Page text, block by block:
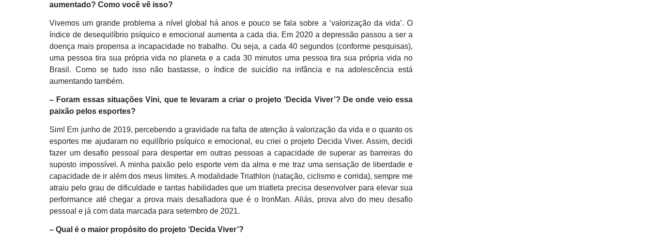
aumentado? Como você vê isso?
Vivemos um grande problema a nível global há anos e pouco se fala sobre a ‘valorização da vida’. O
índice de desequilíbrio psíquico e emocional aumenta a cada dia. Em 2020 a depressão passou a ser a
doença mais propensa a incapacidade no trabalho. Ou seja, a cada 40 segundos (conforme pesquisas),
uma pessoa tira sua própria vida no planeta e a cada 30 minutos uma pessoa tira sua própria vida no
Brasil. Como se tudo isso não bastasse, o índice de suicídio na infância e na adolescência está
aumentando também.
– Foram essas situações Vini, que te levaram a criar o projeto ‘Decida Viver’? De onde veio essa
paixão pelos esportes?
Sim! Em junho de 2019, percebendo a gravidade na falta de atenção à valorização da vida e o quanto os
esportes me ajudaram no equilíbrio psíquico e emocional, eu criei o projeto Decida Viver. Assim, decidi
fazer um desafio pessoal para despertar em outras pessoas a capacidade de superar as barreiras do
suposto impossível. A minha paixão pelo esporte vem da alma e me traz uma sensação de liberdade e
capacidade de ir além dos meus limites. A modalidade Triathlon (natação, ciclismo e corrida), sempre me
atraiu pelo grau de dificuldade e tantas habilidades que um triatleta precisa desenvolver para elevar sua
performance até chegar a prova mais desafiadora que é o IronMan. Aliás, prova alvo do meu desafio
pessoal e já com data marcada para setembro de 2021.
– Qual é o maior propósito do projeto ‘Decida Viver’?